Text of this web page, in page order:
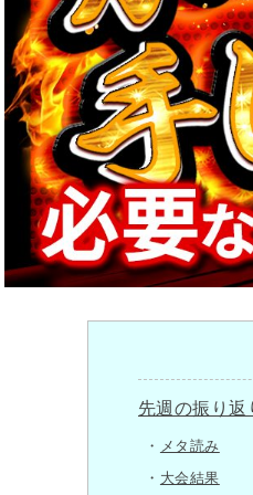
先週の振り返
メタ読み
大会結果